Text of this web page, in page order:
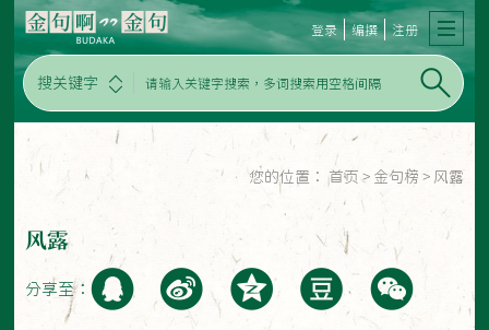
搜关键字
登录 编撰 注册
您的位置： 首页 > 金句榜 > 风露
风露
分享至：